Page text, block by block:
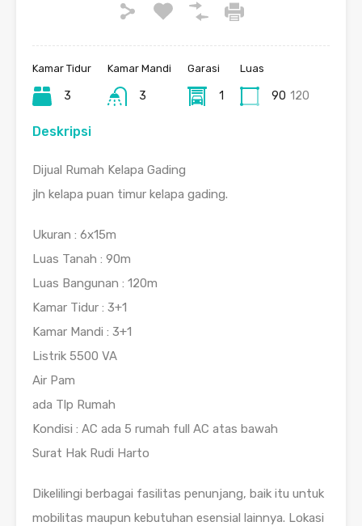
Kamar Tidur
3
Kamar Mandi
3
Garasi
1
Luas
90 120
Deskripsi
Dijual Rumah Kelapa Gading
jln kelapa puan timur kelapa gading.
Ukuran : 6x15m
Luas Tanah : 90m
Luas Bangunan : 120m
Kamar Tidur : 3+1
Kamar Mandi : 3+1
Listrik 5500 VA
Air Pam
ada Tlp Rumah
Kondisi : AC ada 5 rumah full AC atas bawah
Surat Hak Rudi Harto
Dikelilingi berbagai fasilitas penunjang, baik itu untuk
mobilitas maupun kebutuhan esensial lainnya. Lokasi